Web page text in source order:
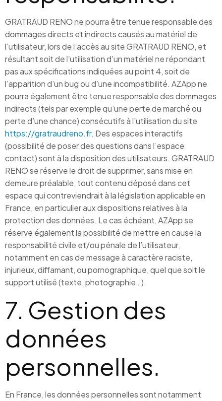
GRATRAUD RENO ne pourra être tenue responsable des
dommages directs et indirects causés au matériel de
l’utilisateur, lors de l’accès au site GRATRAUD RENO, et
résultant soit de l’utilisation d’un matériel ne répondant
pas aux spécifications indiquées au point 4, soit de
l’apparition d’un bug ou d’une incompatibilité. AZApp ne
pourra également être tenue responsable des dommages
indirects (tels par exemple qu’une perte de marché ou
perte d’une chance) consécutifs à l’utilisation du site
https://gratraudreno.fr. Des espaces interactifs
(possibilité de poser des questions dans l’espace
contact) sont à la disposition des utilisateurs. GRATRAUD
RENO se réserve le droit de supprimer, sans mise en
demeure préalable, tout contenu déposé dans cet
espace qui contreviendrait à la législation applicable en
France, en particulier aux dispositions relatives à la
protection des données. Le cas échéant, AZApp se
réserve également la possibilité de mettre en cause la
responsabilité civile et/ou pénale de l’utilisateur,
notamment en cas de message à caractère raciste,
injurieux, diffamant, ou pornographique, quel que soit le
support utilisé (texte, photographie…).
7. Gestion des
données
personnelles.
En France, les données personnelles sont notamment